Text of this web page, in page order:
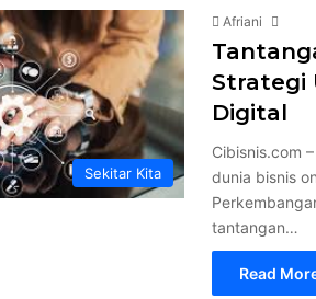
Sekitar Kita
Afriani
Strategi
Digital
Cibisnis.com
dunia bisnis
tantangan…
Read